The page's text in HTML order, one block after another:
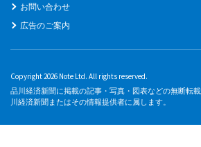
お問い合わせ
広告のご案内
Copyright 2026 Note Ltd. All rights reserved.
品川経済新聞に掲載の記事・写真・図表などの無断転
川経済新聞またはその情報提供者に属します。